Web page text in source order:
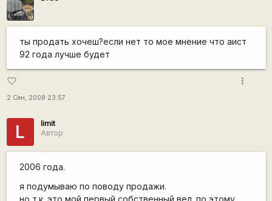
ты продать хочеш?если нет то мое мнение что аист
92 года лучше будет
favorite_border
2 Сен, 2008 23:57
more_vert
L
limit
Автор
2006 года.
я подумываю по поводу продажи.
но т.к. это мой первый собственный вел. по этому